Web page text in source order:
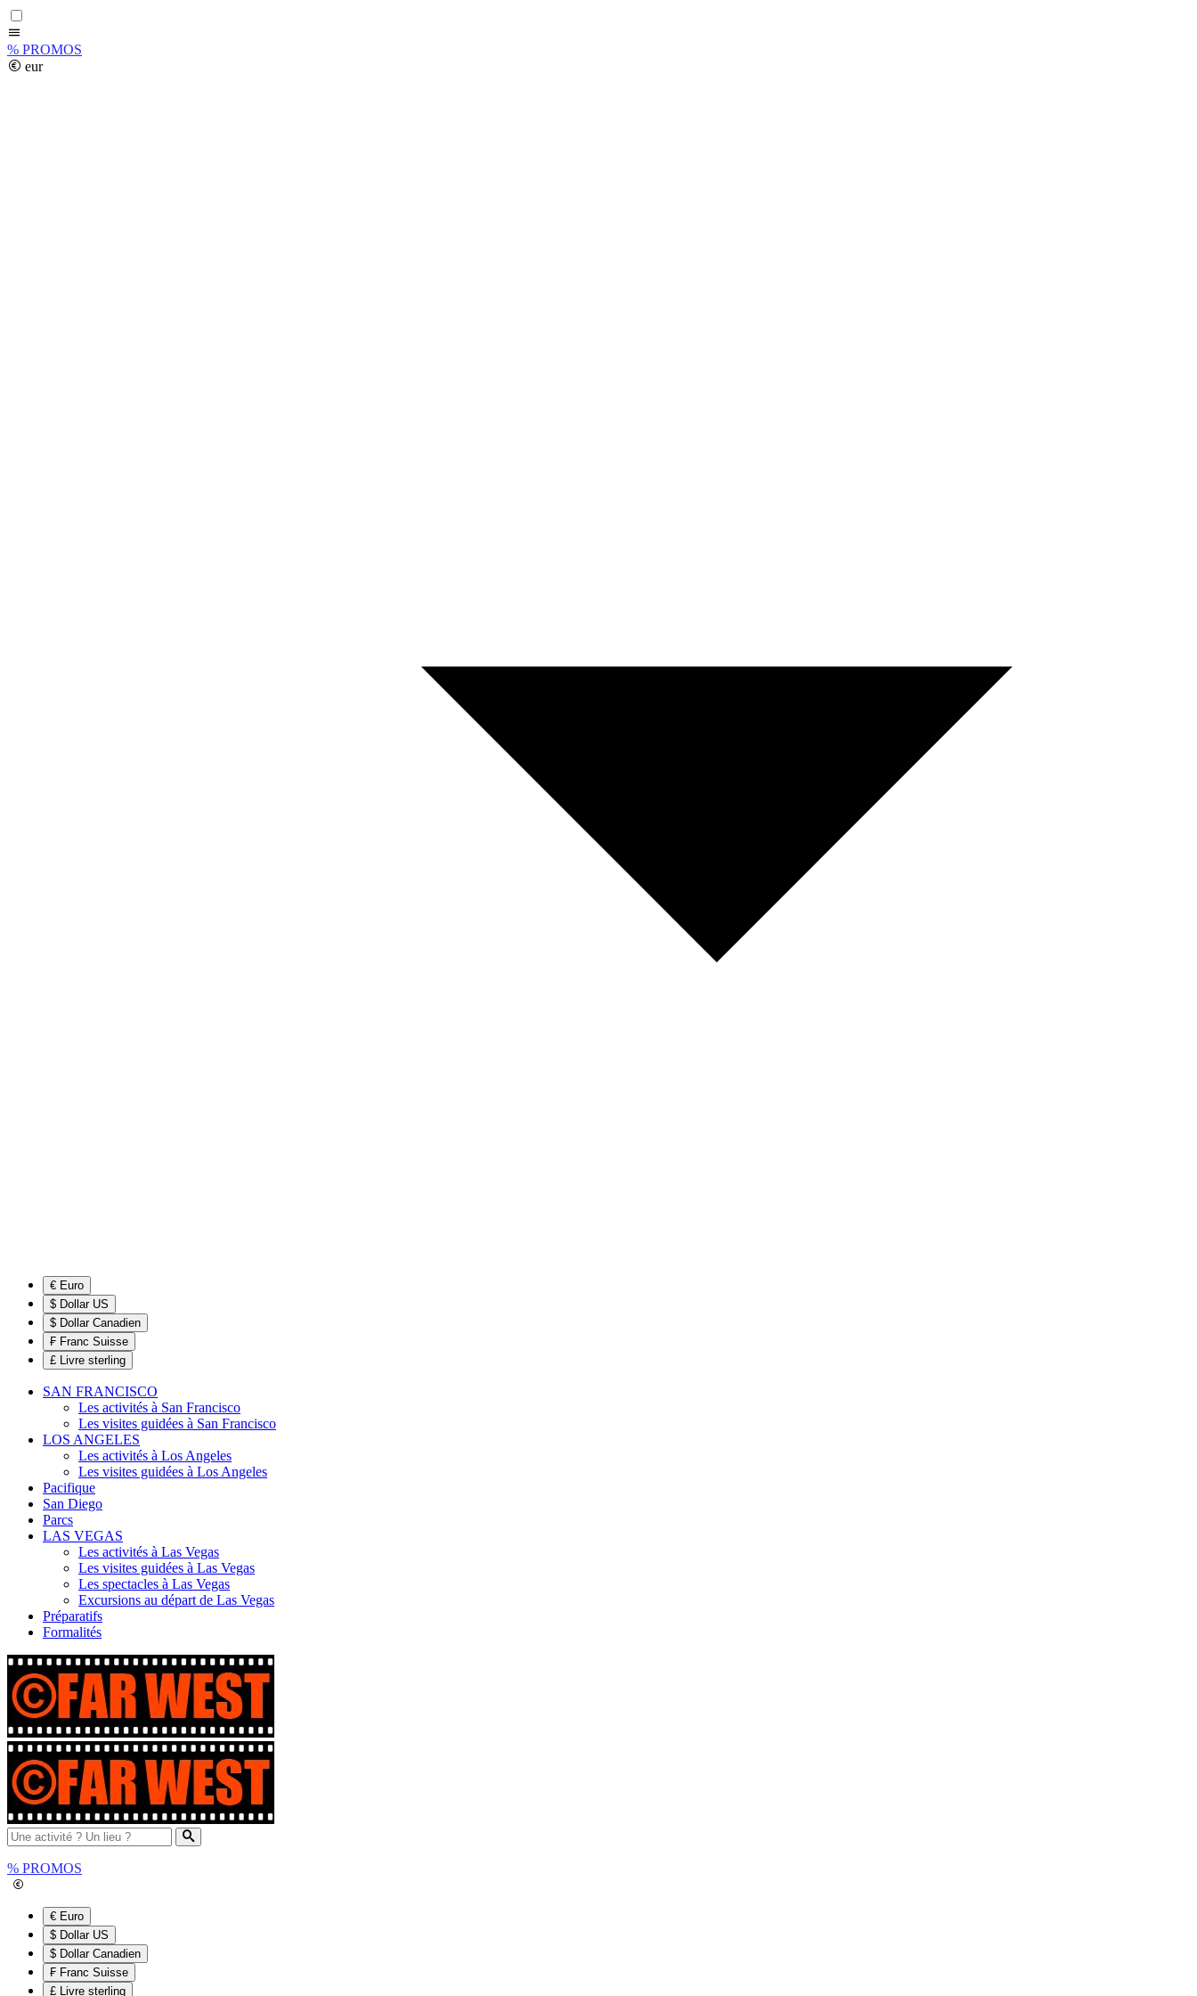
% PROMOS
eur
€ Euro
$ Dollar US
$ Dollar Canadien
₣ Franc Suisse
£ Livre sterling
SAN FRANCISCO
Les activités à San Francisco
Les visites guidées à San Francisco
LOS ANGELES
Les activités à Los Angeles
Les visites guidées à Los Angeles
Pacifique
San Diego
Parcs
LAS VEGAS
Les activités à Las Vegas
Les visites guidées à Las Vegas
Les spectacles à Las Vegas
Excursions au départ de Las Vegas
Préparatifs
Formalités
% PROMOS
€ Euro
$ Dollar US
$ Dollar Canadien
₣ Franc Suisse
£ Livre sterling